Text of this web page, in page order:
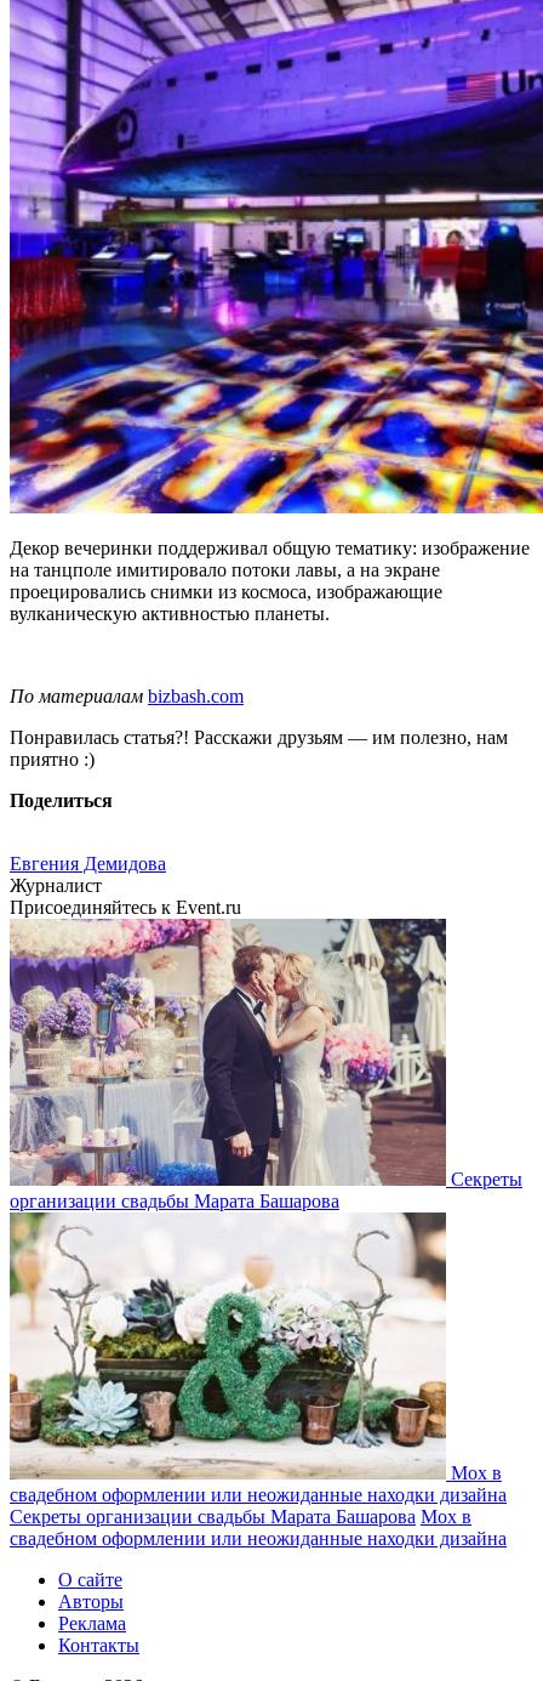
Декор вечеринки поддерживал общую тематику: изображение
на танцполе имитировало потоки лавы, а на экране
проецировались снимки из космоса, изображающие
вулканическую активностью планеты.
По материалам bizbash.com
Понравилась статья?! Расскажи друзьям — им полезно, нам
приятно :)
Поделиться
Евгения Демидова
Журналист
Присоединяйтесь к Event.ru
Секреты
организации свадьбы Марата Башарова
Мох в
свадебном оформлении или неожиданные находки дизайна
Секреты организации свадьбы Марата Башарова Мох в
свадебном оформлении или неожиданные находки дизайна
О сайте
Авторы
Реклама
Контакты